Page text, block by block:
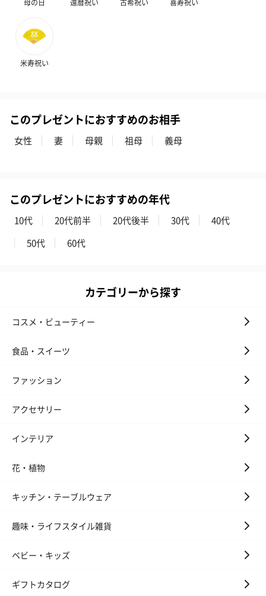
母の日 還暦祝い 古希祝い 喜寿祝い
米寿祝い
このプレゼントにおすすめのお相手
女性 妻 母親 祖母 義母
このプレゼントにおすすめの年代
10代 20代前半 20代後半 30代
40代
50代
60代
カテゴリーから探す
コスメ・ビューティー
食品・スイーツ
ファッション
アクセサリー
インテリア
花・植物
キッチン・テーブルウェア
趣味・ライフスタイル雑貨
ベビー・キッズ
ギフトカタログ